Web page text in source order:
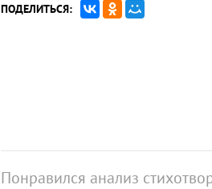
ПОДЕЛИТЬСЯ:
Понравился анализ